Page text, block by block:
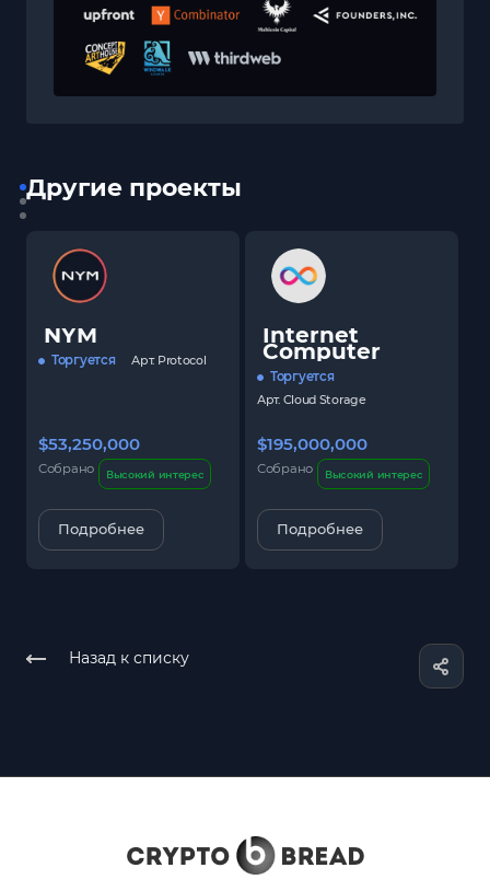
Другие проекты
NYM
Торгуется Арт. Protocol
$53,250,000
Собрано Высокий интерес
Подробнее
Internet
Computer
Торгуется
Арт. Cloud Storage
$195,000,000
Собрано Высокий интерес
Подробнее
Назад к списку